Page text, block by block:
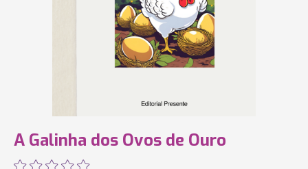
A Galinha dos Ovos de Ouro